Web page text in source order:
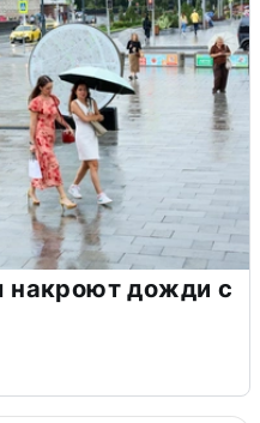
накроют дожди с